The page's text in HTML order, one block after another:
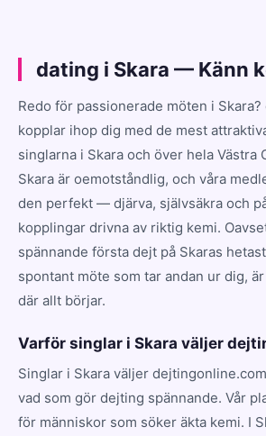
dating i Skara — Känn
Redo för passionerade möten i
kopplar ihop dig med de mest
singlarna i Skara och över hela Västra
Skara är oemotståndlig, och våra
den perfekt — djärva, självsäkra och
kopplingar drivna av riktig kemi.
spännande första dejt på Skaras
spontant möte som tar andan ur dig,
där allt börjar.
Varför singlar i Skara väljer
Singlar i Skara väljer
vad som gör dejting spännande. Vår
för människor som söker äkta kemi. I